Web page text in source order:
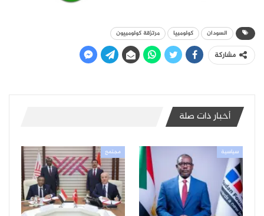
السودان كولومبيا مرتزقة كولومبيون
مشاركة
أخبار ذات صلة
سياسية مجتمع